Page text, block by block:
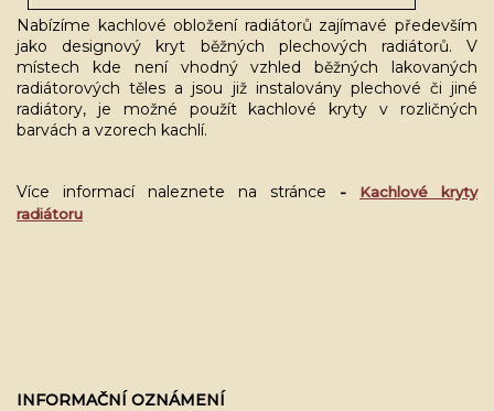
Nabízíme kachlové obložení radiátorů zajímavé především
jako designový kryt běžných plechových radiátorů. V
místech kde není vhodný vzhled běžných lakovaných
radiátorových těles a jsou již instalovány plechové či jiné
radiátory, je možné použít kachlové kryty v rozličných
barvách a vzorech kachlí.
Více informací naleznete na stránce - Kachlové kryty
radiátoru
INFORMAČNÍ OZNÁMENÍ